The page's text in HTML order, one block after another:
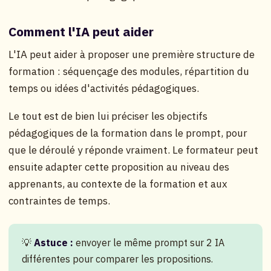
Comment l'IA peut aider
L'IA peut aider à proposer une première structure de
formation : séquençage des modules, répartition du
temps ou idées d'activités pédagogiques.
Le tout est de bien lui préciser les objectifs
pédagogiques de la formation dans le prompt, pour
que le déroulé y réponde vraiment. Le formateur peut
ensuite adapter cette proposition au niveau des
apprenants, au contexte de la formation et aux
contraintes de temps.
💡 Astuce : envoyer le même prompt sur 2 IA
différentes pour comparer les propositions.